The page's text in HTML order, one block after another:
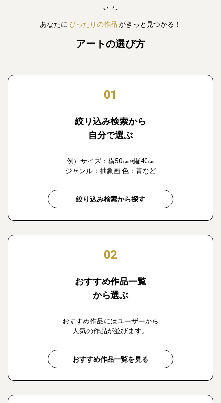
あなたに ぴったりの作品 がきっと見つかる！
アートの選び方
01
絞り込み検索から
自分で選ぶ
例）サイズ：横50㎝×縦40㎝
ジャンル：抽象画 色：青など
絞り込み検索から探す
02
おすすめ作品一覧
から選ぶ
おすすめ作品にはユーザーから
人気の作品が並びます。
おすすめ作品一覧を見る